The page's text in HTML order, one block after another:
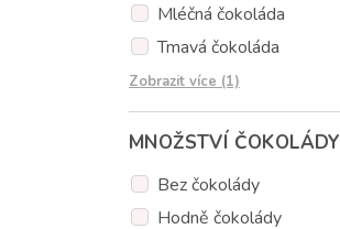
Mléčná čokoláda
Tmavá čokoláda
Čokoláda jahodová
Zobrazit více (1)
MNOŽSTVÍ ČOKOLÁDY
Bez čokolády
Hodně čokolády